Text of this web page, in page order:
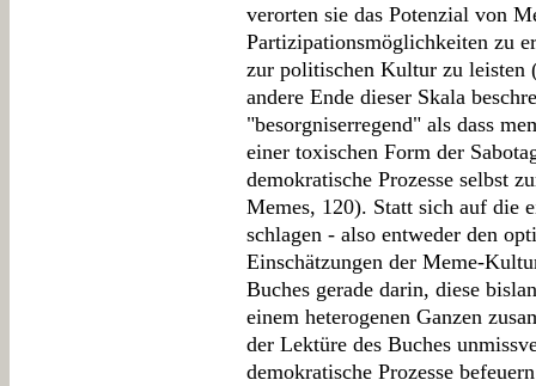
verorten sie das Potenzial von
Partizipationsmöglichkeiten zu
zur politischen Kultur zu leisten
andere Ende dieser Skala
"besorgniserregend" als dass
einer toxischen Form der
demokratische Prozesse selbst
Memes, 120). Statt sich auf die
schlagen - also entweder den
Einschätzungen der Meme-
Buches gerade darin, diese
einem heterogenen Ganzen
der Lektüre des Buches
demokratische Prozesse